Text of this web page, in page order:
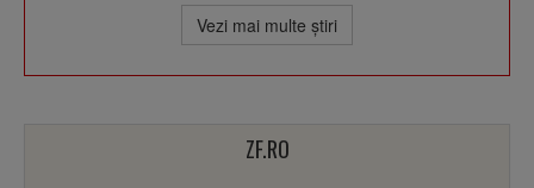
Vezi mai multe ştiri
ZF.RO